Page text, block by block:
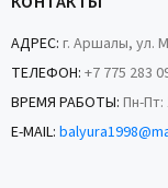
АДРЕС: г. Аршалы, ул.
ТЕЛЕФОН: +7 775 283
ВРЕМЯ РАБОТЫ: Пн-Пт:
E-MAIL: